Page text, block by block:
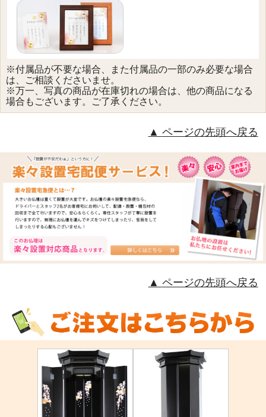
※付属品が不要な場合、また付属品の一部のみ必要な場合
は、ご相談くださいませ。
※万一、写真の商品が在庫切れの場合は、他の商品になる
場合もございます。ご了承ください。
ページの先頭へ戻る
ページの先頭へ戻る